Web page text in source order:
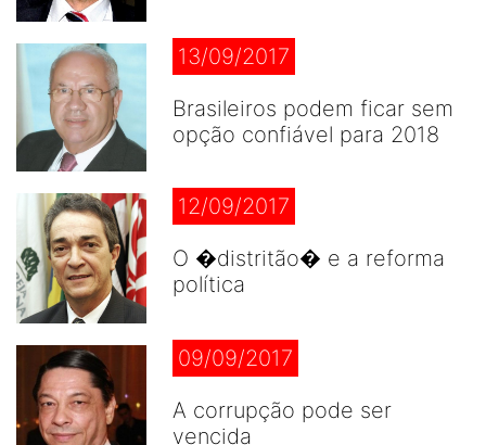
13/09/2017
Brasileiros podem ficar sem
opção confiável para 2018
12/09/2017
O �distritão� e a reforma
política
09/09/2017
A corrupção pode ser
vencida